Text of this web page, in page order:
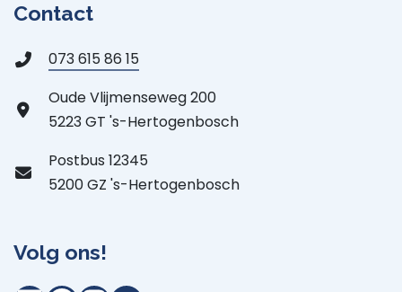
Contact
073 615 86 15
Oude Vlijmenseweg 200
5223 GT 's-Hertogenbosch
Postbus 12345
5200 GZ 's-Hertogenbosch
Volg ons!